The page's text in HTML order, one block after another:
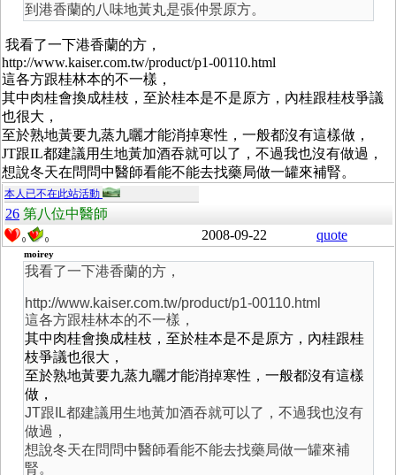
到港香蘭的八味地黃丸是張仲景原方。
我看了一下港香蘭的方，
http://www.kaiser.com.tw/product/p1-00110.html
這各方跟桂林本的不一樣，
其中肉桂會換成桂枝，至於桂本是不是原方，內桂跟桂枝爭議
也很大，
至於熟地黃要九蒸九曬才能消掉寒性，一般都沒有這樣做，
JT跟IL都建議用生地黃加酒吞就可以了，不過我也沒有做過，
想說冬天在問問中醫師看能不能去找藥局做一罐來補腎。
本人已不在此站活動
26 第八位中醫師
0 0 2008-09-22 quote
moirey
我看了一下港香蘭的方，
http://www.kaiser.com.tw/product/p1-00110.html
這各方跟桂林本的不一樣，
其中肉桂會換成桂枝，至於桂本是不是原方，內桂跟桂
枝爭議也很大，
至於熟地黃要九蒸九曬才能消掉寒性，一般都沒有這樣
做，
JT跟IL都建議用生地黃加酒吞就可以了，不過我也沒有
做過，
想說冬天在問問中醫師看能不能去找藥局做一罐來補
腎。